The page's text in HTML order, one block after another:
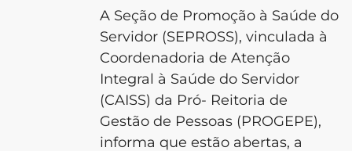
A Seção de Promoção à Saúde do
Servidor (SEPROSS), vinculada à
Coordenadoria de Atenção
Integral à Saúde do Servidor
(CAISS) da Pró- Reitoria de
Gestão de Pessoas (PROGEPE),
informa que estão abertas, a